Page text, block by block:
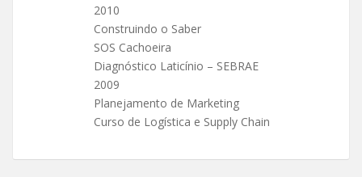
2010
Construindo o Saber
SOS Cachoeira
Diagnóstico Laticínio – SEBRAE
2009
Planejamento de Marketing
Curso de Logística e Supply Chain